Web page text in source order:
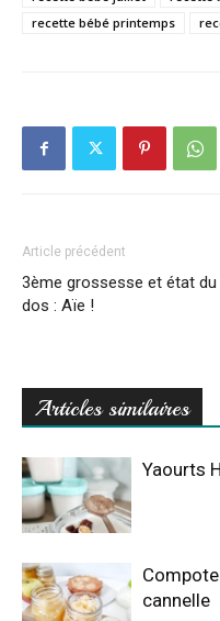
recette bébé printemps
Article précédent
3ème grossesse et état du
dos : Aïe !
Articles similaires
Yaourts
cannelle